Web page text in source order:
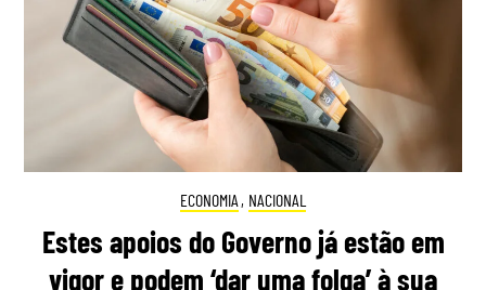
ECONOMIA , NACIONAL
Estes apoios do Governo já estão em
vigor e podem ‘dar uma folga’ à sua